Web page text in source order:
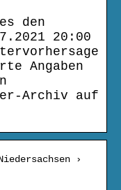
den
20:00
Angaben
Archiv auf
›